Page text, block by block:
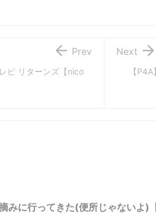
【

Next
ビ リターンズ【nico
 Prev
摘みに行ってきた(便所じゃないよ)
温泉！
連作ミッショ
熱海のビーチ
（0ﾟ・∀
川】